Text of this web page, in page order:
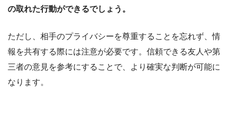
の取れた行動ができるでしょう。
ただし、相手のプライバシーを尊重することを忘れず、情
報を共有する際には注意が必要です。信頼できる友人や第
三者の意見を参考にすることで、より確実な判断が可能に
なります。